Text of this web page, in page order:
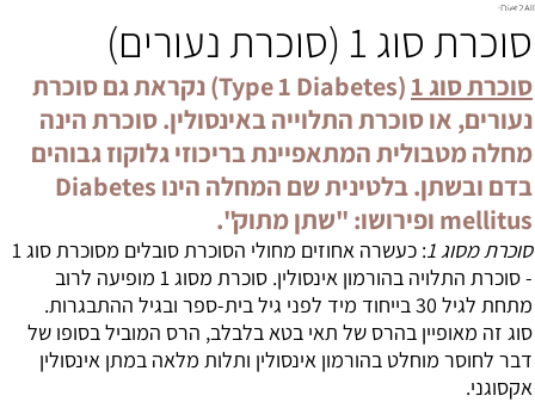
Diet2All:
שמאחורי
המושלם.
סוכרת סוג 1 (סוכרת נעורים)
סוכרת סוג 1
(Type 1 Diabetes) נקראת גם סוכרת
נעורים, או סוכרת התלוייה באינסולין. סוכרת הינה
מחלה מטבולית המתאפיינת בריכוזי גלוקוז גבוהים
בדם ובשתן. בלטינית שם המחלה הינו Diabetes
mellitus ופירושו: "שתן מתוק".
סוכרת מסוג 1
: כעשרה אחוזים מחולי הסוכרת סובלים מסוכרת סוג 1
- סוכרת התלויה בהורמון אינסולין. סוכרת מסוג 1 מופיעה לרוב
מתחת לגיל 30 בייחוד מיד לפני גיל בית-ספר ובגיל ההתבגרות.
סוג זה מאופיין בהרס של תאי בטא בלבלב, הרס המוביל בסופו של
דבר לחוסר מוחלט בהורמון אינסולין ותלות מלאה במתן אינסולין
אקסוגני.